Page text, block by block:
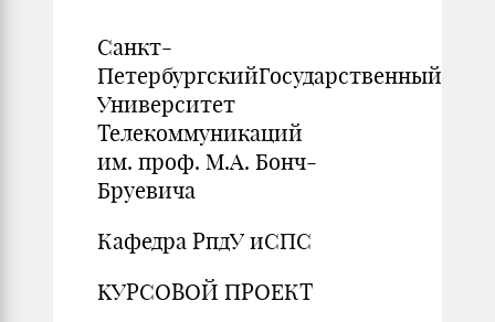
Санкт-
ПетербургскийГосударственный
Университет
Телекоммуникаций
им. проф. М.А. Бонч-
Бруевича
Кафедра РпдУ иСПС
KУРСОВОЙ ПРОЕКТ